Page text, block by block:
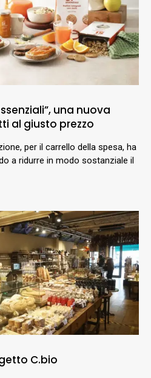
una nuova
al giusto prezzo
per il carrello della spesa, ha
a ridurre in modo sostanziale il
C.bio